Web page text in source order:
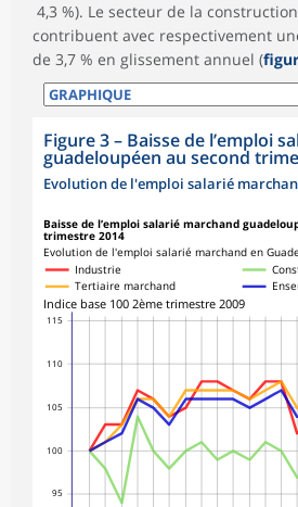
4,3 %). Le secteur de la
contribuent avec respectivement
de 3,7 % en glissement annuel (
Figure 3– Baisse de l’emploi
guadeloupéen au second
Evolution de l'emploi salarié
Baisse de l’emploi salarié marchand
trimestre 2014
Evolution de l'emploi salarié marchand en
95
100
105
110
115
Indice base 100 2ème trimestre 2009
Industrie
Tertiaire marchand